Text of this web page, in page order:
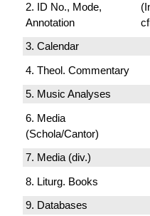
2. ID No., Mode,
Annotation
3. Calendar
4. Theol. Commentary
5. Music Analyses
6. Media
(Schola/Cantor)
7. Media (div.)
8. Liturg. Books
9. Databases